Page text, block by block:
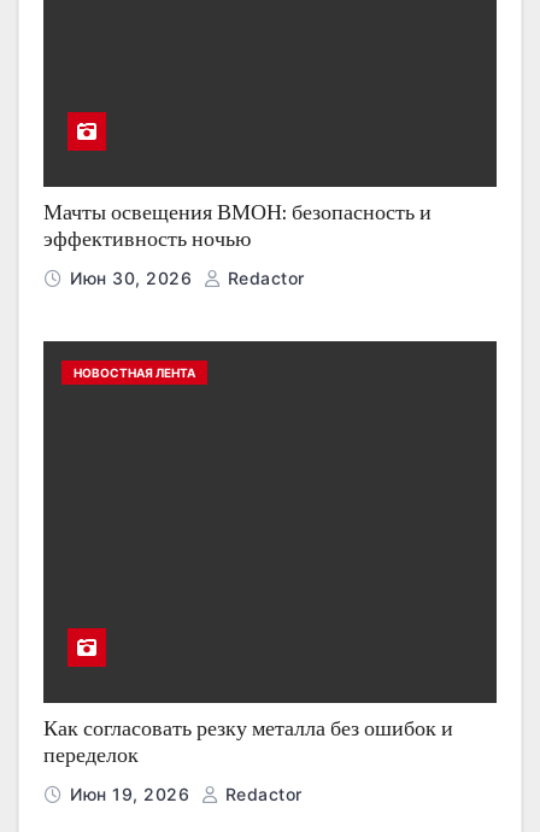
Мачты освещения ВМОН: безопасность и
эффективность ночью
Июн 30, 2026 Redactor
НОВОСТНАЯ ЛЕНТА
Как согласовать резку металла без ошибок и
переделок
Июн 19, 2026 Redactor